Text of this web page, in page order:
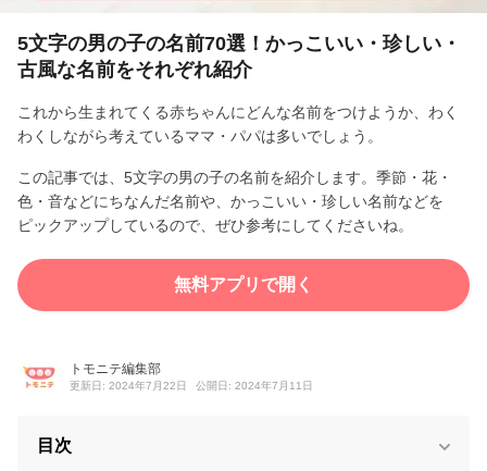
5文字の男の子の名前70選！かっこいい・珍しい・
古風な名前をそれぞれ紹介
これから生まれてくる赤ちゃんにどんな名前をつけようか、わく
わくしながら考えているママ・パパは多いでしょう。
この記事では、5文字の男の子の名前を紹介します。季節・花・
色・音などにちなんだ名前や、かっこいい・珍しい名前などを
ピックアップしているので、ぜひ参考にしてくださいね。
無料アプリで開く
トモニテ編集部
更新日: 2024年7月22日 公開日: 2024年7月11日
目次